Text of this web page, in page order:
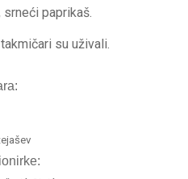
paprikaš.
su uživali.